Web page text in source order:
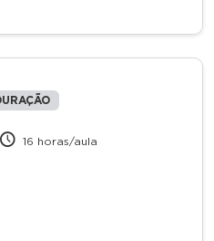
16 horas/aula